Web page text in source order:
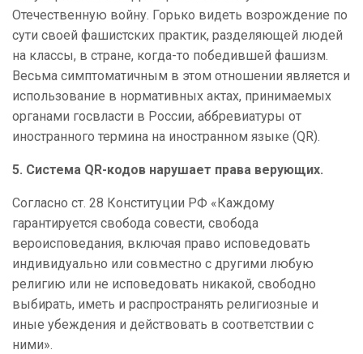
Отечественную войну. Горько видеть возрождение по
сути своей фашистских практик, разделяющей людей
на классы, в стране, когда-то победившей фашизм.
Весьма симптоматичным в этом отношении является и
использование в нормативных актах, принимаемых
органами госвласти в России, аббревиатуры от
иностранного термина на иностранном языке (QR).
5. Система QR-кодов нарушает права верующих.
Согласно ст. 28 Конституции РФ «Каждому
гарантируется свобода совести, свобода
вероисповедания, включая право исповедовать
индивидуально или совместно с другими любую
религию или не исповедовать никакой, свободно
выбирать, иметь и распространять религиозные и
иные убеждения и действовать в соответствии с
ними».